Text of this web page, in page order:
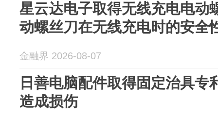
星云达电子取得无线充电电动
动螺丝刀在无线充电时的安全
金融界 2026-08-07
日善电脑配件取得固定治具专
造成损伤